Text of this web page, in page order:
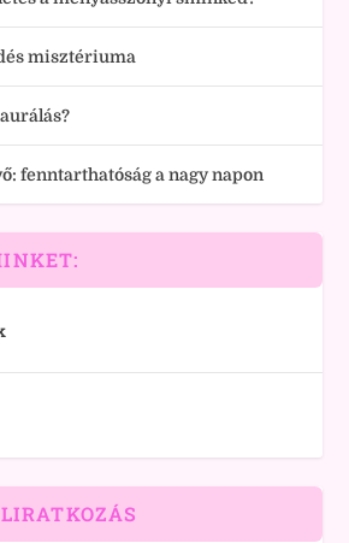
misztériuma
fenntarthatóság a nagy napon